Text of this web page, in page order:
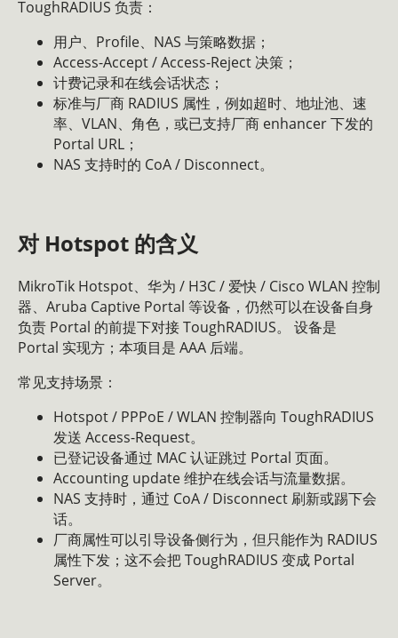
ToughRADIUS 负责：
用户、Profile、NAS 与策略数据；
Access-Accept / Access-Reject 决策；
计费记录和在线会话状态；
标准与厂商 RADIUS 属性，例如超时、地址池、速
率、VLAN、角色，或已支持厂商 enhancer 下发的
Portal URL；
NAS 支持时的 CoA / Disconnect。
对 Hotspot 的含义
MikroTik Hotspot、华为 / H3C / 爱快 / Cisco WLAN 控制
器、Aruba Captive Portal 等设备，仍然可以在设备自身
负责 Portal 的前提下对接 ToughRADIUS。 设备是
Portal 实现方；本项目是 AAA 后端。
常见支持场景：
Hotspot / PPPoE / WLAN 控制器向 ToughRADIUS
发送 Access-Request。
已登记设备通过 MAC 认证跳过 Portal 页面。
Accounting update 维护在线会话与流量数据。
NAS 支持时，通过 CoA / Disconnect 刷新或踢下会
话。
厂商属性可以引导设备侧行为，但只能作为 RADIUS
属性下发；这不会把 ToughRADIUS 变成 Portal
Server。